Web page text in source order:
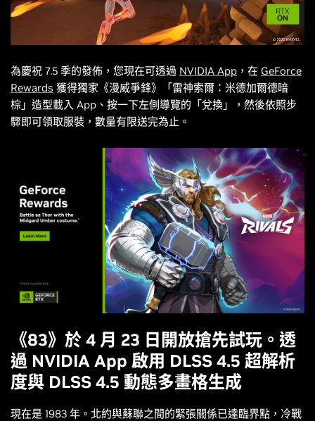
為慶祝 7.5 季的發佈，您現在可透過 NVIDIA App ，在 GeForce
Rewards 獲得獨家《漫威爭鋒》「雷神索爾：米德加爾德暗
棕」造型載入 App、按一下左側導覽的「兌換」，然後依照步
驟即可領取服裝，數量有限送完為止。
《83》於 4 月 23 日開放搶先試玩。透
過 NVIDIA App 啟用 DLSS 4.5 超解析
度與 DLSS 4.5 動態多畫格生成
現在是 1983 年。北約與蘇聯之間的緊張關係已達臨界點，冷戰